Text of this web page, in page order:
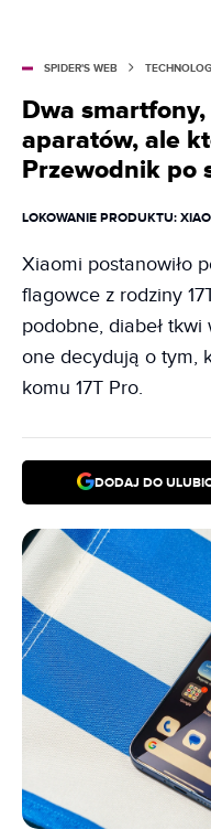
SPIDER'S WEB
Dwa
aparatów, ale
Przewodnik po
LOKOWANIE PRODUKTU:
Xiaomi postanowiło
flagowce z rodziny
podobne, diabeł tkwi
one decydują o tym,
komu 17T Pro.
DODAJ DO